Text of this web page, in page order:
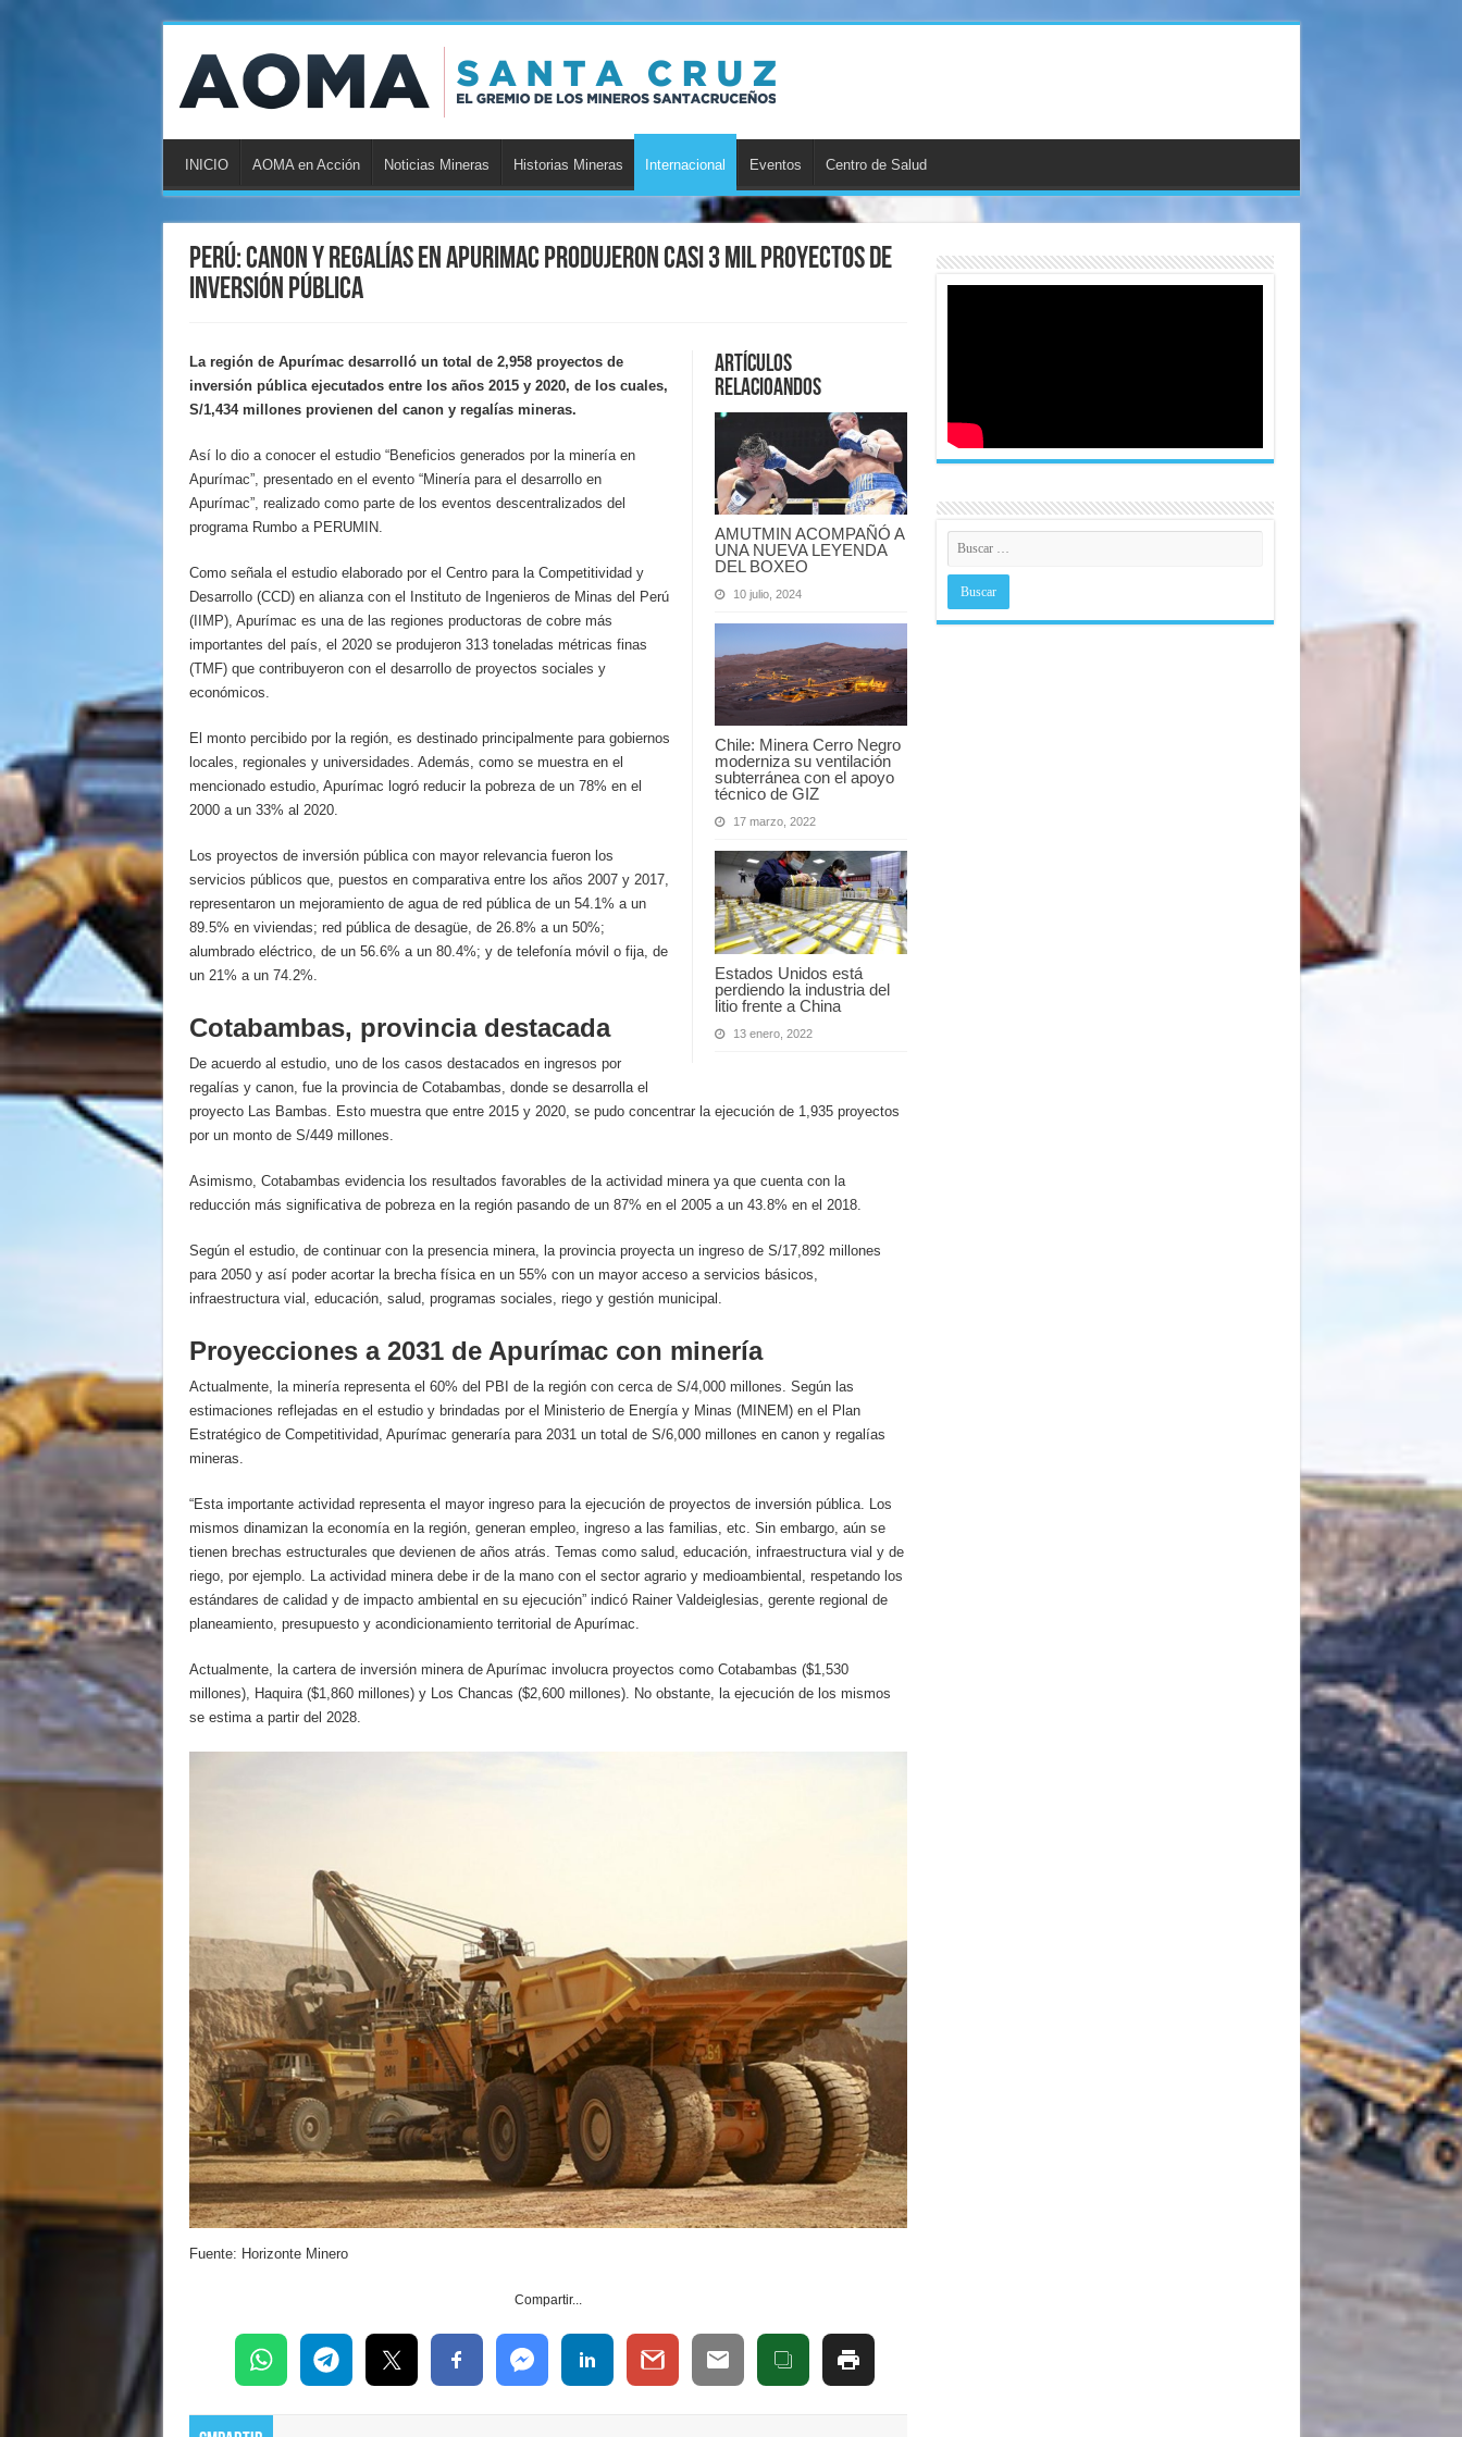
INICIO AOMA en Acción Noticias Mineras Historias Mineras Internacional Eventos Centro de Salud
Perú: Canon y regalías en Apurimac produjeron casi 3 mil proyectos de
inversión pública
Artículos
relacioandos
AMUTMIN ACOMPAÑÓ A
UNA NUEVA LEYENDA
DEL BOXEO
10 julio, 2024
Chile: Minera Cerro Negro
moderniza su ventilación
subterránea con el apoyo
técnico de GIZ
17 marzo, 2022
Estados Unidos está
perdiendo la industria del
litio frente a China
13 enero, 2022
La región de Apurímac desarrolló un total de 2,958 proyectos de
inversión pública ejecutados entre los años 2015 y 2020, de los cuales,
S/1,434 millones provienen del canon y regalías mineras.
Así lo dio a conocer el estudio “Beneficios generados por la minería en
Apurímac”, presentado en el evento “Minería para el desarrollo en
Apurímac”, realizado como parte de los eventos descentralizados del
programa Rumbo a PERUMIN.
Como señala el estudio elaborado por el Centro para la Competitividad y
Desarrollo (CCD) en alianza con el Instituto de Ingenieros de Minas del Perú
(IIMP), Apurímac es una de las regiones productoras de cobre más
importantes del país, el 2020 se produjeron 313 toneladas métricas finas
(TMF) que contribuyeron con el desarrollo de proyectos sociales y
económicos.
El monto percibido por la región, es destinado principalmente para gobiernos
locales, regionales y universidades. Además, como se muestra en el
mencionado estudio, Apurímac logró reducir la pobreza de un 78% en el
2000 a un 33% al 2020.
Los proyectos de inversión pública con mayor relevancia fueron los
servicios públicos que, puestos en comparativa entre los años 2007 y 2017,
representaron un mejoramiento de agua de red pública de un 54.1% a un
89.5% en viviendas; red pública de desagüe, de 26.8% a un 50%;
alumbrado eléctrico, de un 56.6% a un 80.4%; y de telefonía móvil o fija, de
un 21% a un 74.2%.
Cotabambas, provincia destacada
De acuerdo al estudio, uno de los casos destacados en ingresos por
regalías y canon, fue la provincia de Cotabambas, donde se desarrolla el
proyecto Las Bambas. Esto muestra que entre 2015 y 2020, se pudo concentrar la ejecución de 1,935 proyectos
por un monto de S/449 millones.
Asimismo, Cotabambas evidencia los resultados favorables de la actividad minera ya que cuenta con la
reducción más significativa de pobreza en la región pasando de un 87% en el 2005 a un 43.8% en el 2018.
Según el estudio, de continuar con la presencia minera, la provincia proyecta un ingreso de S/17,892 millones
para 2050 y así poder acortar la brecha física en un 55% con un mayor acceso a servicios básicos,
infraestructura vial, educación, salud, programas sociales, riego y gestión municipal.
Proyecciones a 2031 de Apurímac con minería
Actualmente, la minería representa el 60% del PBI de la región con cerca de S/4,000 millones. Según las
estimaciones reflejadas en el estudio y brindadas por el Ministerio de Energía y Minas (MINEM) en el Plan
Estratégico de Competitividad, Apurímac generaría para 2031 un total de S/6,000 millones en canon y regalías
mineras.
“Esta importante actividad representa el mayor ingreso para la ejecución de proyectos de inversión pública. Los
mismos dinamizan la economía en la región, generan empleo, ingreso a las familias, etc. Sin embargo, aún se
tienen brechas estructurales que devienen de años atrás. Temas como salud, educación, infraestructura vial y de
riego, por ejemplo. La actividad minera debe ir de la mano con el sector agrario y medioambiental, respetando los
estándares de calidad y de impacto ambiental en su ejecución” indicó Rainer Valdeiglesias, gerente regional de
planeamiento, presupuesto y acondicionamiento territorial de Apurímac.
Actualmente, la cartera de inversión minera de Apurímac involucra proyectos como Cotabambas ($1,530
millones), Haquira ($1,860 millones) y Los Chancas ($2,600 millones). No obstante, la ejecución de los mismos
se estima a partir del 2028.
Fuente: Horizonte Minero
Compartir...